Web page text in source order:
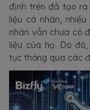
định trên đã tạo ra
liệu cá nhân,
nhân vẫn chưa có
liệu của họ. Do
tục thông qua các